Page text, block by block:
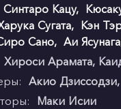
Синтаро Кацу,
Сугата, Кэн
Сано, Аи Ясунага
Хироси Арамата,
Акио Дзиссодзи,
Маки Исии